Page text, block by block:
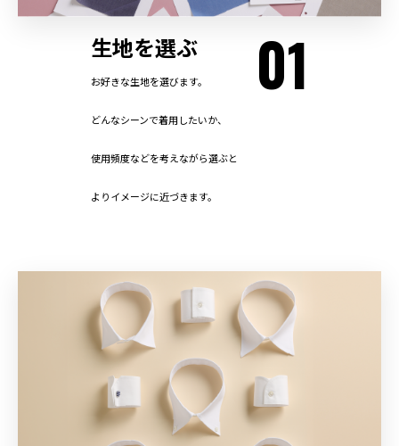
01
生地を選ぶ
お好きな生地を選びます。
どんなシーンで着用したいか、
使用頻度などを考えながら選ぶと
よりイメージに近づきます。